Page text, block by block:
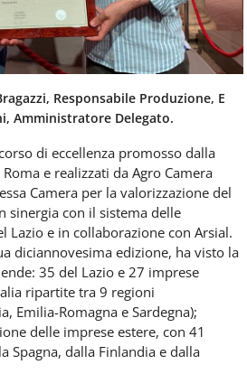
Responsabile Produzione, E
Amministratore Delegato.
di eccellenza promosso dalla
e realizzati da Agro Camera
Camera per la valorizzazione del
sinergia con il sistema delle
Lazio e in collaborazione con Arsial.
diciannovesima edizione, ha visto la
35 del Lazio e 27 imprese
ripartite tra 9 regioni
Emilia-Romagna e Sardegna);
delle imprese estere, con 41
Spagna, dalla Finlandia e dalla